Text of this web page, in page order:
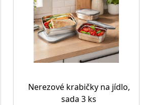
Nerezové krabičky na jídlo,
sada 3 ks